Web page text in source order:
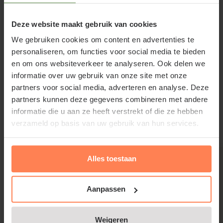
Deze website maakt gebruik van cookies
We gebruiken cookies om content en advertenties te
personaliseren, om functies voor social media te bieden
en om ons websiteverkeer te analyseren. Ook delen we
informatie over uw gebruik van onze site met onze
partners voor social media, adverteren en analyse. Deze
partners kunnen deze gegevens combineren met andere
informatie die u aan ze heeft verstrekt of die ze hebben
verzameld op basis van uw gebruik van hun services.
Alles toestaan
Aanpassen
Weigeren
Fuchsia magellanica 'Riccartonii'
snoeien en onderhouden
Bij strenge winters is afdekken van Fuchsia
magellanica 'Riccartonii' nodig, alhoewel de
tuinplant soms vanuit zijn wortelstokken snel
herstelt. Haal in de vroege lente oude, afgestorven
Veelgestelde vragen over Fuchsia
Lees meer
Gerelateerde producten